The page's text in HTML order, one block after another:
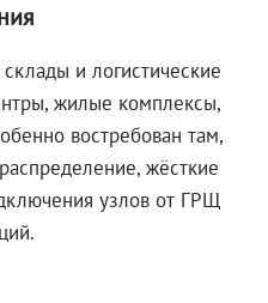
и логистические
жилые комплексы,
востребован там,
жёсткие
узлов от ГРЩ